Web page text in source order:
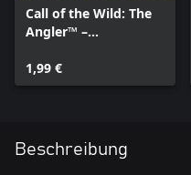
Call of the Wild: The
Angler™ –
Stylepaket
1,99 €
Beschreibung